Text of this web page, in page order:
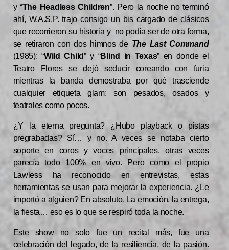
y “The Headless Children”. Pero la noche no terminó
ahí, W.A.S.P. trajo consigo un bis cargado de clásicos
que recorrieron su historia y no podía ser de otra forma,
se retiraron con dos himnos de The Last Command
(1985): “Wild Child” y “Blind in Texas” en donde el
Teatro Flores se dejó seducir coreando con furia
mientras la banda demostraba por qué trasciende
cualquier etiqueta glam: son pesados, osados y
teatrales como pocos.
¿Y la eterna pregunta? ¿Hubo playback o pistas
pregrabadas? Sí… y no. A veces se notaba cierto
soporte en coros y voces principales, otras veces
parecía todo 100% en vivo. Pero como el propio
Lawless ha reconocido en entrevistas, estas
herramientas se usan para mejorar la experiencia. ¿Le
importó a alguien? En absoluto. La emoción, la entrega,
la fiesta… eso es lo que se respiró toda la noche.
Este show no solo fue un recital más, fue una
celebración del legado, de la resiliencia, de la pasión.